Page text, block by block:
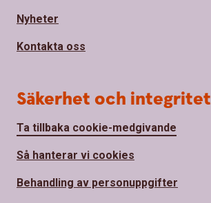
Nyheter
Kontakta oss
Säkerhet och integritet
Ta tillbaka cookie-medgivande
Så hanterar vi cookies
Behandling av personuppgifter